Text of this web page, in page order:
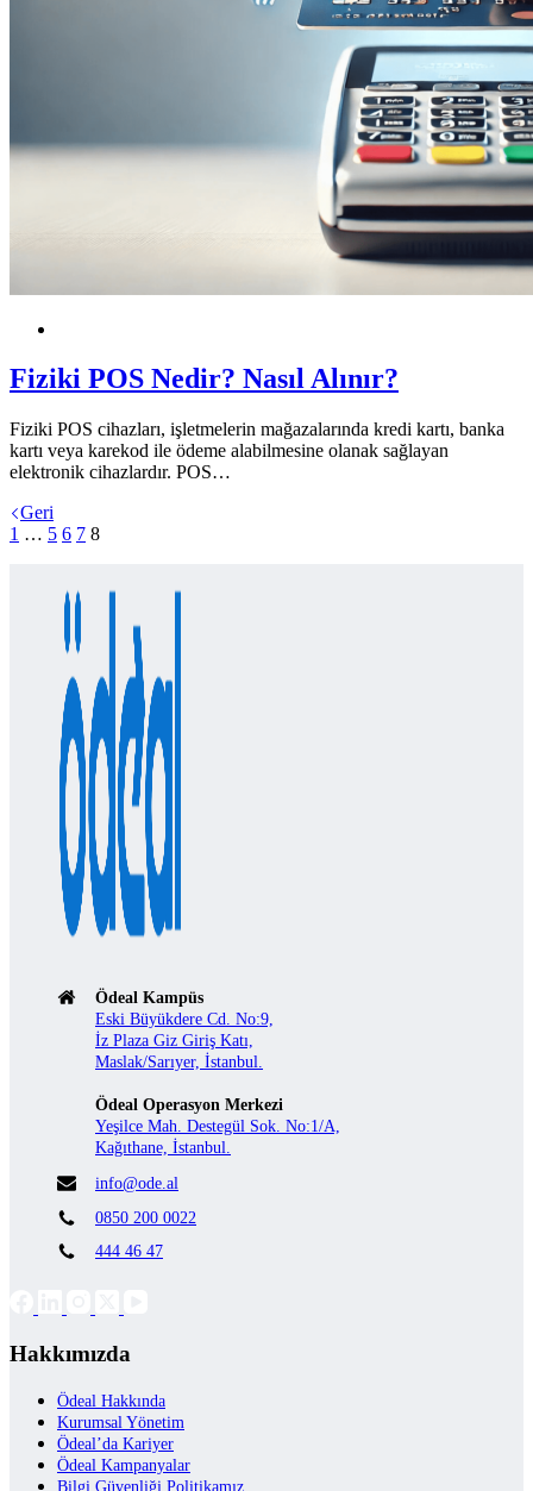
Fiziki POS Nedir? Nasıl Alınır?
Fiziki POS cihazları, işletmelerin mağazalarında kredi kartı, banka
kartı veya karekod ile ödeme alabilmesine olanak sağlayan
elektronik cihazlardır. POS…
Geri
1 … 5 6 7 8
Ödeal Kampüs
Eski Büyükdere Cd. No:9,
İz Plaza Giz Giriş Katı,
Maslak/Sarıyer, İstanbul.
Ödeal Operasyon Merkezi
Yeşilce Mah. Destegül Sok. No:1/A,
Kağıthane, İstanbul.
info@ode.al
0850 200 0022
444 46 47
Hakkımızda
Ödeal Hakkında
Kurumsal Yönetim
Ödeal’da Kariyer
Ödeal Kampanyalar
Bilgi Güvenliği Politikamız